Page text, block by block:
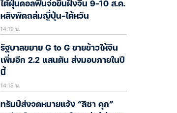
ไต้ฝุ่นดอลฟินจ่อขึ้นฝั่งจีน 9-10 ส.ค.
หลังพัดถล่มญี่ปุ่น-ไต้หวัน
14:19 น.
รัฐบาลขยาย G to G ขายข้าวให้จีน
เพิ่มอีก 2.2 แสนตัน ส่งมอบภายในปี
นี้
14:15 น.
ทรัมป์ส่งจดหมายแจ้ง “ลิซา คุก”